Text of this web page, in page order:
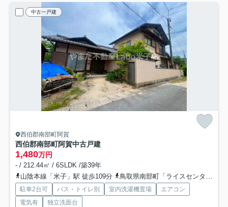
中古一戸建
西伯郡南部町阿賀
西伯郡南部町阿賀中古戸建
1,480万円
- / 212.44㎡ / 6SLDK /築39年
山陰本線「米子」駅 徒歩109分
鳥取県南部町「ライスセンター前（鳥取県）」バス停下車 徒歩2分
駐車2台可 バス・トイレ別 室内洗濯機置場
エアコン
電気有
独立洗面台